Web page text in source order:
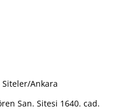
Siteler/Ankara
San. Sitesi 1640. cad.